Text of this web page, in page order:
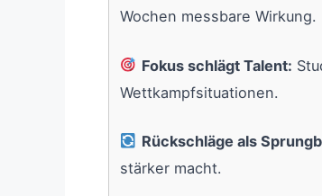
Wochen messbare Wirkung.
Fokus schlägt Talent:
Wettkampfsituationen.
Rückschläge als
stärker macht.